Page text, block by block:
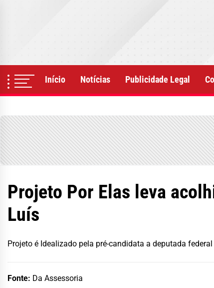
Início Notícias Publicidade Legal
Projeto Por Elas leva
Luís
Projeto é Idealizado pela pré-candidata a deputada
Fonte: Da Assessoria